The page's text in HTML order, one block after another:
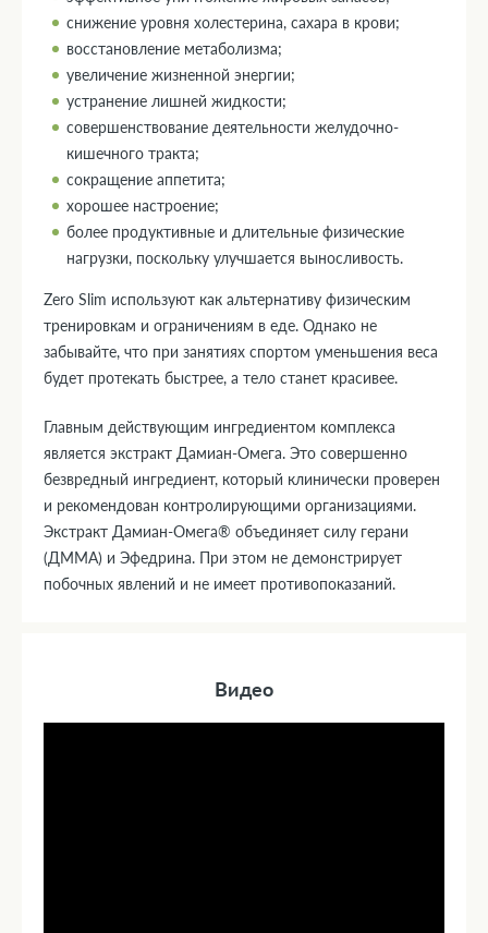
снижение уровня холестерина, сахара в крови;
восстановление метаболизма;
увеличение жизненной энергии;
устранение лишней жидкости;
совершенствование деятельности желудочно-
кишечного тракта;
сокращение аппетита;
хорошее настроение;
более продуктивные и длительные физические
нагрузки, поскольку улучшается выносливость.
Zero Slim используют как альтернативу физическим
тренировкам и ограничениям в еде. Однако не
забывайте, что при занятиях спортом уменьшения веса
будет протекать быстрее, а тело станет красивее.
Главным действующим ингредиентом комплекса
является экстракт Дамиан-Омега. Это совершенно
безвредный ингредиент, который клинически проверен
и рекомендован контролирующими организациями.
Экстракт Дамиан-Омега® объединяет силу герани
(ДММА) и Эфедрина. При этом не демонстрирует
побочных явлений и не имеет противопоказаний.
Видео